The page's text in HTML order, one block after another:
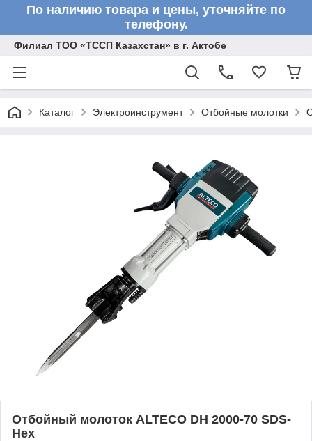
По наличию товара и цены, уточняйте по
телефону.
Филиал ТОО «ТССП Казахстан» в г. Актобе
Каталог Электроинструмент Отбойные молотки
Отбойный молоток ALTECO DH 2000-70 SDS-
Hex